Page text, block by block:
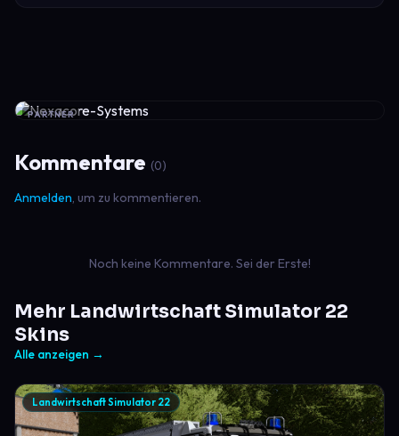
PARTNER
Kommentare (0)
Anmelden, um zu kommentieren.
Noch keine Kommentare. Sei der Erste!
Mehr Landwirtschaft Simulator 22
Skins
Alle anzeigen →
Landwirtschaft Simulator 22